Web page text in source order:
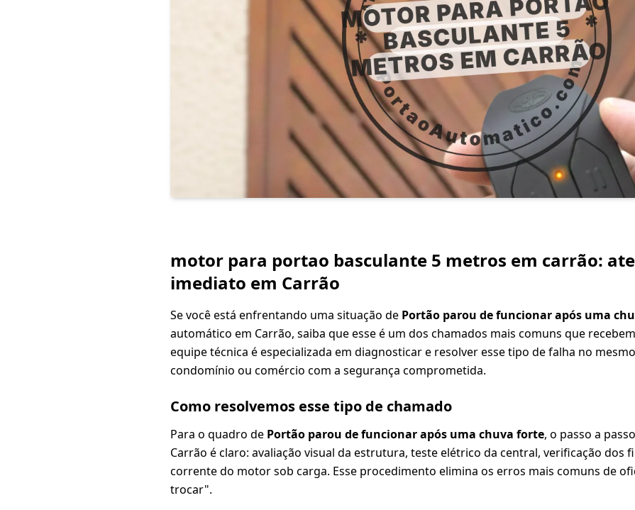
motor para portao basculante 5 metros em carrão:
imediato em Carrão
Se você está enfrentando uma situação de Portão parou de funcionar após uma
automático em Carrão, saiba que esse é um dos chamados mais comuns que
equipe técnica é especializada em diagnosticar e resolver esse tipo de falha no
condomínio ou comércio com a segurança comprometida.
Como resolvemos esse tipo de chamado
Para o quadro de Portão parou de funcionar após uma chuva forte, o passo a
Carrão é claro: avaliação visual da estrutura, teste elétrico da central, verificação dos
corrente do motor sob carga. Esse procedimento elimina os erros mais comuns de
trocar".